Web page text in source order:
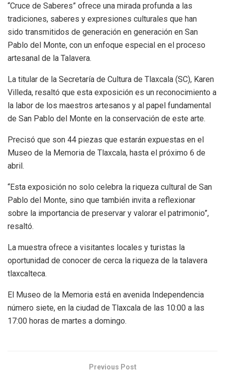
“Cruce de Saberes” ofrece una mirada profunda a las
tradiciones, saberes y expresiones culturales que han
sido transmitidos de generación en generación en San
Pablo del Monte, con un enfoque especial en el proceso
artesanal de la Talavera.
La titular de la Secretaría de Cultura de Tlaxcala (SC), Karen
Villeda, resaltó que esta exposición es un reconocimiento a
la labor de los maestros artesanos y al papel fundamental
de San Pablo del Monte en la conservación de este arte.
Precisó que son 44 piezas que estarán expuestas en el
Museo de la Memoria de Tlaxcala, hasta el próximo 6 de
abril.
“Esta exposición no solo celebra la riqueza cultural de San
Pablo del Monte, sino que también invita a reflexionar
sobre la importancia de preservar y valorar el patrimonio”,
resaltó.
La muestra ofrece a visitantes locales y turistas la
oportunidad de conocer de cerca la riqueza de la talavera
tlaxcalteca.
El Museo de la Memoria está en avenida Independencia
número siete, en la ciudad de Tlaxcala de las 10:00 a las
17:00 horas de martes a domingo.
Previous Post